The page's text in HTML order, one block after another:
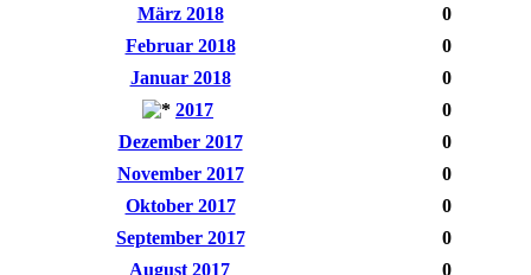
März 2018
0
Februar 2018
0
Januar 2018
0
2017
0
Dezember 2017
0
November 2017
0
Oktober 2017
0
September 2017
0
August 2017
0